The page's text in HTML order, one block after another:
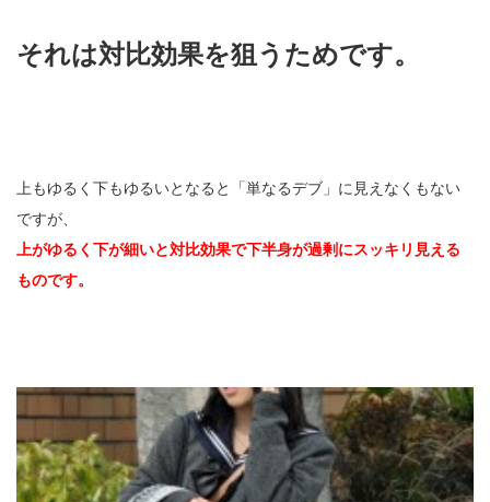
それは対比効果を狙うためです。
上もゆるく下もゆるいとなると「単なるデブ」に見えなくもない
ですが、
上がゆるく下が細いと対比効果で下半身が過剰にスッキリ見える
ものです。